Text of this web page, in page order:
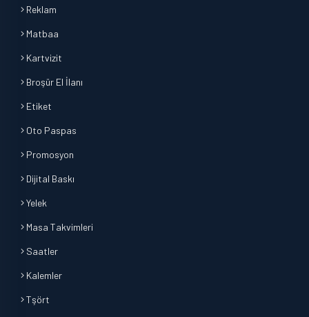
Reklam
Matbaa
Kartvizit
Broşür El İlanı
Etiket
Oto Paspas
Promosyon
Dijital Baskı
Yelek
Masa Takvimleri
Saatler
Kalemler
Tşört